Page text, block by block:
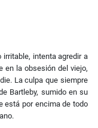
irritable, intenta agredir a
en la obsesión del viejo,
La culpa que siempre
Bartleby, sumido en su
está por encima de todo